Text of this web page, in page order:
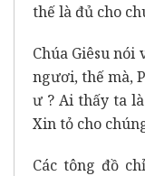
thế là đủ cho
Chúa Giêsu nói
ngươi, thế mà,
ư ? Ai thấy ta
Xin tỏ cho
Các tông đồ